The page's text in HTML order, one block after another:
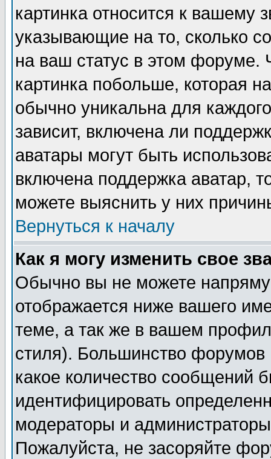
картинка относится к вашему
указывающие на то, сколько
на ваш статус в этом форуме.
картинка побольше, которая
обычно уникальна для
зависит, включена ли
аватары могут быть
включена поддержка аватар,
можете выяснить у них
Вернуться к началу
Как я могу изменить свое
Обычно вы не можете
отображается ниже вашего
теме, а так же в вашем
стиля). Большинство форумов
какое количество сообщений
идентифицировать
модераторы и
Пожалуйста, не засоряйте